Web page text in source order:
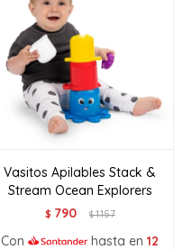
Vasitos Apilables Stack &
Stream Ocean Explorers
$ 790 $1.157
Con hasta en 12